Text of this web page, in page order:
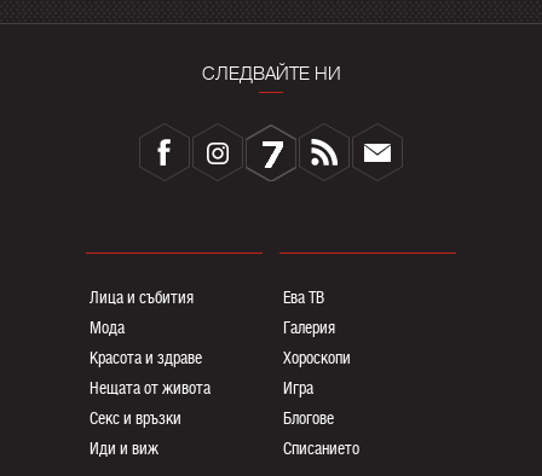
СЛЕДВАЙТЕ НИ
Лица и събития
Мода
Красота и здраве
Нещата от живота
Секс и връзки
Иди и виж
Ева ТВ
Галерия
Хороскопи
Игра
Блогoве
Списанието